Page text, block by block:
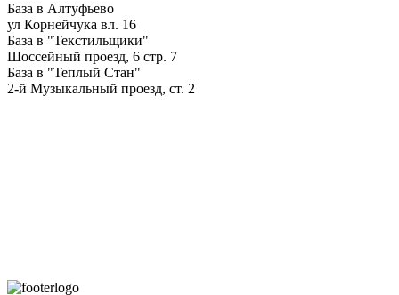
База в Алтуфьево
ул Корнейчука вл. 16
База в "Текстильщики"
Шоссейный проезд, 6 стр. 7
База в "Теплый Стан"
2-й Музыкальный проезд, ст. 2